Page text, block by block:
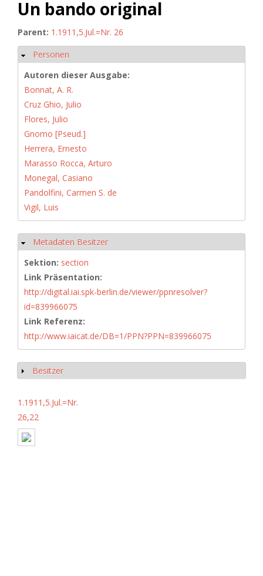
Un bando original
Parent: 1.1911,5.Jul.=Nr. 26
Ausblenden
Personen
Autoren dieser Ausgabe:
Bonnat, A. R.
Cruz Ghio, Julio
Flores, Julio
Gnomo [Pseud.]
Herrera, Ernesto
Marasso Rocca, Arturo
Monegal, Casiano
Pandolfini, Carmen S. de
Vigil, Luis
Ausblenden
Metadaten Besitzer
Sektion: section
Link Präsentation:
http://digital.iai.spk-berlin.de/viewer/ppnresolver?
id=839966075
Link Referenz:
http://www.iaicat.de/DB=1/PPN?PPN=839966075
Anzeigen
Besitzer
1.1911,5.Jul.=Nr.
26,22